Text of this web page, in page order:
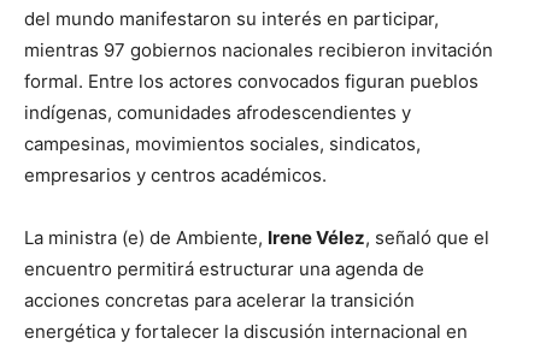
del mundo manifestaron su interés en participar,
mientras 97 gobiernos nacionales recibieron invitación
formal. Entre los actores convocados figuran pueblos
indígenas, comunidades afrodescendientes y
campesinas, movimientos sociales, sindicatos,
empresarios y centros académicos.
La ministra (e) de Ambiente, Irene Vélez, señaló que el
encuentro permitirá estructurar una agenda de
acciones concretas para acelerar la transición
energética y fortalecer la discusión internacional en